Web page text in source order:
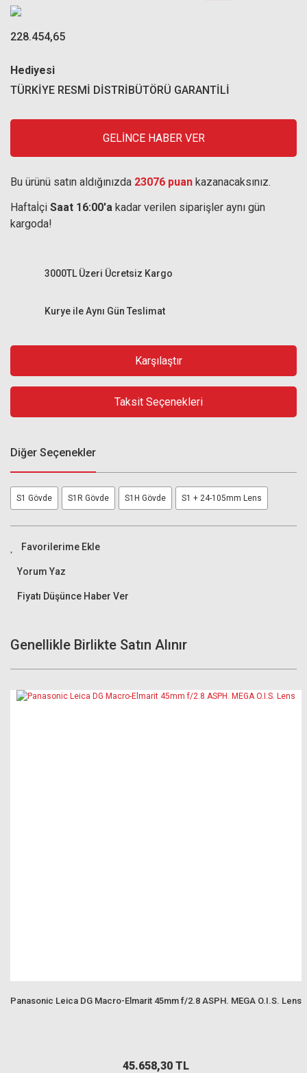
228.454,65
Hediyesi
TÜRKİYE RESMİ DİSTRİBÜTÖRÜ GARANTİLİ
GELİNCE HABER VER
Bu ürünü satın aldığınızda 23076 puan kazanacaksınız.
Haftaİçi Saat 16:00'a kadar verilen siparişler aynı gün
kargoda!
Kurye ile Aynı Gün Teslimat
3000TL Üzeri Ücretsiz Kargo
Karşılaştır
Taksit Seçenekleri
Diğer Seçenekler
S1 Gövde S1R Gövde S1H Gövde S1 + 24-105mm Lens
Yorum Yaz
Fiyatı Düşünce Haber Ver
Genellikle Birlikte Satın Alınır
Panasonic Leica DG Macro-Elmarit 45mm f/2.8 ASPH. MEGA O.I.S. Lens
45.658,30 TL